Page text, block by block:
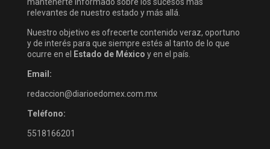
relevantes de nuestro estado y más allá.
Nuestro objetivo es ofrecerte contenido veraz, oportuno
y de interés para que siempre estés al tanto de lo que
ocurre en el
Estado de México y en el país.
Email:
redaccion@diarioedomex.com.mx
Teléfono:
5518166201